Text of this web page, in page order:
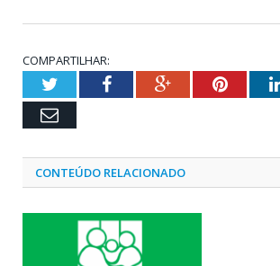
COMPARTILHAR:
TwitterFacebookGoogle+
Email
CONTEÚDO RELACIONADO